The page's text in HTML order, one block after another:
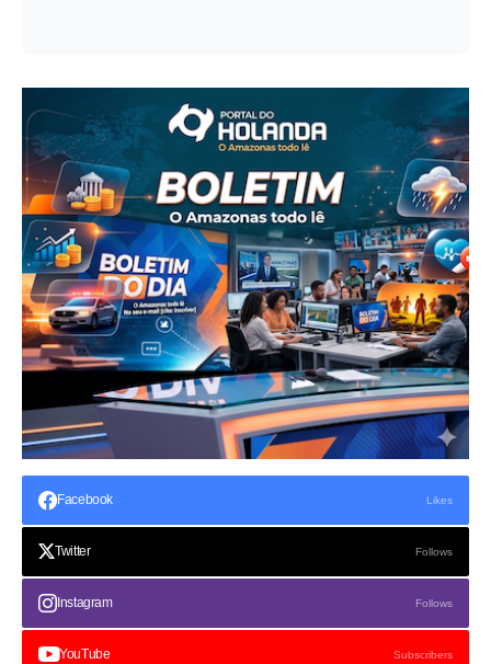
Facebook Likes
Twitter Follows
Instagram Follows
YouTube Subscribers